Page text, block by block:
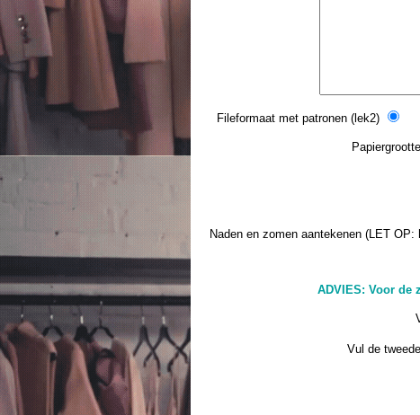
Fileformaat met patronen (lek2)
Naden en zomen aantekenen (LET
ADVIES: Voor de
Vul de